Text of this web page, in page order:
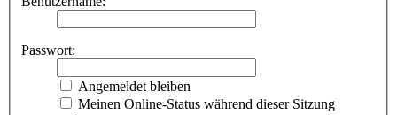
Passwort:
Angemeldet bleiben
Meinen Online-Status während dieser Sitzung